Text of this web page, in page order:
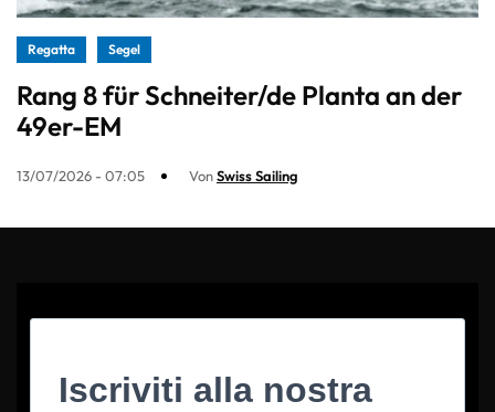
Regatta Segel
Rang 8 für Schneiter/de Planta an der
49er-EM
13/07/2026 - 07:05 VonSwiss Sailing
Iscriviti alla nostra